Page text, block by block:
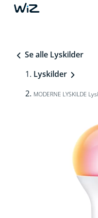
Se alle Lyskilder
Lyskilder
MODERNE LYSKILDE